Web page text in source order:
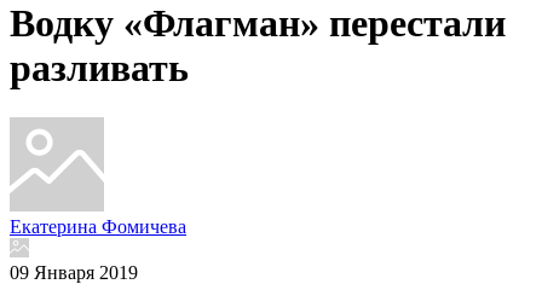
Водку «Флагман» перестали
разливать
Екатерина Фомичева
09 Января 2019